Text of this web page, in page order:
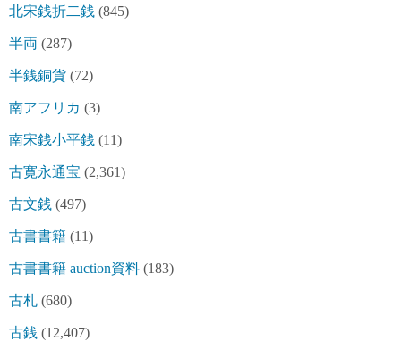
北宋銭折二銭 (845)
半両 (287)
半銭銅貨 (72)
南アフリカ (3)
南宋銭小平銭 (11)
古寛永通宝 (2,361)
古文銭 (497)
古書書籍 (11)
古書書籍 auction資料 (183)
古札 (680)
古銭 (12,407)